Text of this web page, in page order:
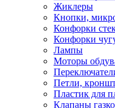
Жиклеры
Кнопки,
Конфорки
Конфорки
Лампы
Моторы
Петли,
Пластик для
Клапаны